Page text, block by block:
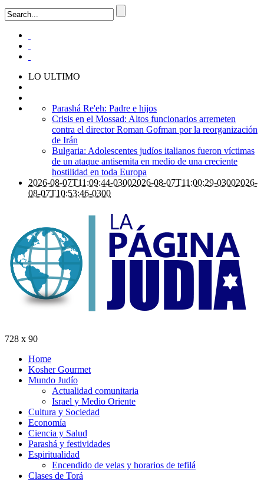
LO ULTIMO
Parashá Re'eh: Padre e hijos
Crisis en el Mossad: Altos funcionarios arremeten
contra el director Roman Gofman por la reorganización
de Irán
Bulgaria: Adolescentes judíos italianos fueron víctimas
de un ataque antisemita en medio de una creciente
hostilidad en toda Europa
2026-08-07T11:09:44-03002026-08-07T11:00:29-03002026-
08-07T10:53:46-0300
728 x 90
Home
Kosher Gourmet
Mundo Judío
Actualidad comunitaria
Israel y Medio Oriente
Cultura y Sociedad
Economía
Ciencia y Salud
Parashá y festividades
Espiritualidad
Encendido de velas y horarios de tefilá
Clases de Torá